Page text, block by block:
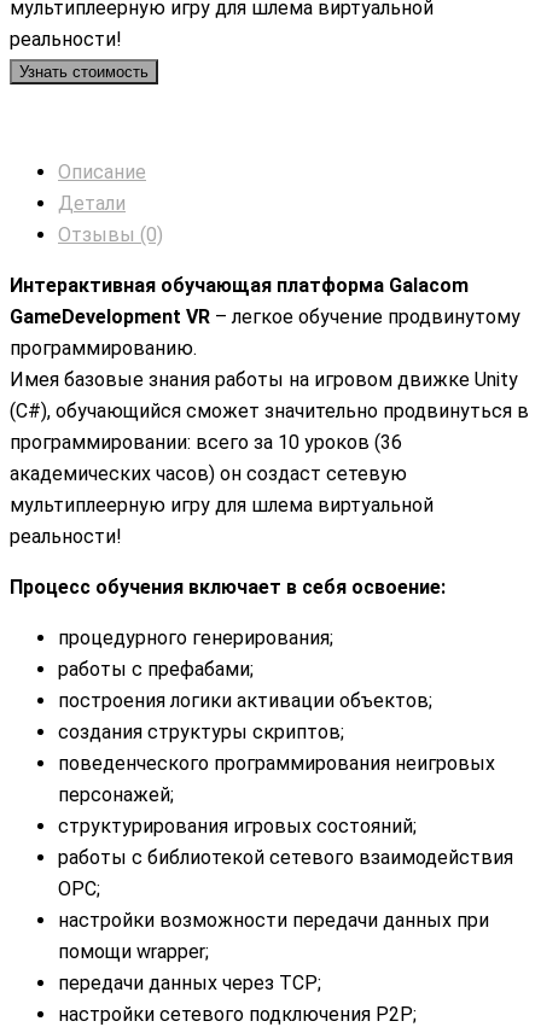
мультиплеерную игру для шлема виртуальной
реальности!
Узнать стоимость
Описание
Детали
Отзывы (0)
Интерактивная обучающая платформа Galacom
GameDevelopment VR – легкое обучение продвинутому
программированию.
Имея базовые знания работы на игровом движке Unity
(C#), обучающийся сможет значительно продвинуться в
программировании: всего за 10 уроков (36
академических часов) он создаст сетевую
мультиплеерную игру для шлема виртуальной
реальности!
Процесс обучения включает в себя освоение:
процедурного генерирования;
работы с префабами;
построения логики активации объектов;
создания структуры скриптов;
поведенческого программирования неигровых
персонажей;
структурирования игровых состояний;
работы с библиотекой сетевого взаимодействия
OPC;
настройки возможности передачи данных при
помощи wrapper;
передачи данных через TCP;
настройки сетевого подключения P2P;